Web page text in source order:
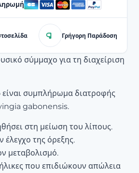
Γρήγορη Παράδοση
σύμμαχο για τη διαχείριση
συμπλήρωμα διατροφής
gabonensis.
στη μείωση του λίπους.
έλεγχο της όρεξης.
μεταβολισμό.
που επιδιώκουν απώλεια